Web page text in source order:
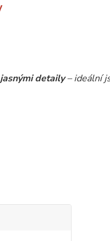
detaily– ideální